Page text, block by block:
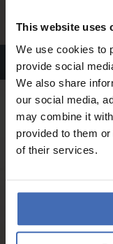
This website uses
We use cookies to
provide social
We also share
our social media,
may combine it
provided to them
of their services.
Bracelets &